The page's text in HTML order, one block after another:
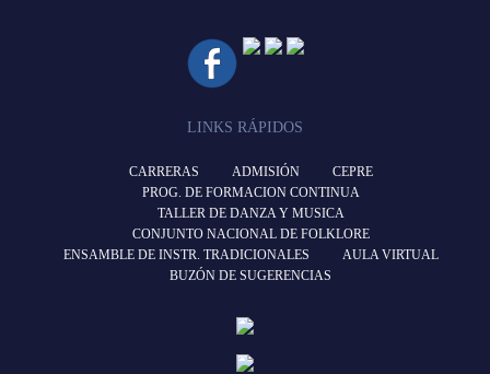
LINKS RÁPIDOS
CARRERAS ADMISIÓN
CEPRE
PROG. DE FORMACION CONTINUA
TALLER DE DANZA Y MUSICA
CONJUNTO NACIONAL DE FOLKLORE
ENSAMBLE DE INSTR. TRADICIONALES
AULA VIRTUAL
BUZÓN DE SUGERENCIAS